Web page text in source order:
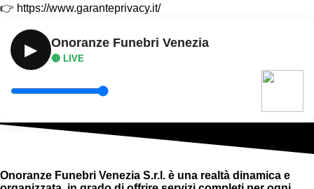
👉 https://www.garanteprivacy.it/
▶ Onoranze Funebri Venezia
🔴 LIVE
Onoranze Funebri Venezia S.r.l. è una realtà dinamica e